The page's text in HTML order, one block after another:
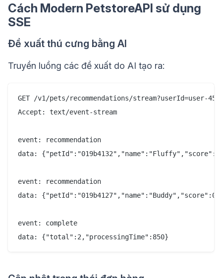
Cách Modern PetstoreAPI sử dụng
SSE
Đề xuất thú cưng bằng AI
Truyền luồng các đề xuất do AI tạo ra:
GET /v1/pets/recommendations/stream?userId=user-456
Accept: text/event-stream
event: recommendation
data:
event: recommendation
data:
event: complete